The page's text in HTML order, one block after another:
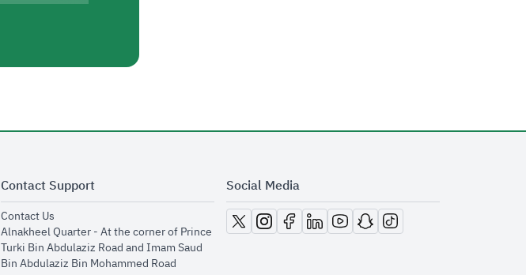
Contact Support
Contact Usopens in new window
Alnakheel Quarter - At the corner of Prince
Turki Bin Abdulaziz Road and Imam Saud
Bin Abdulaziz Bin Mohammed Road​
Social Media
opens in new window
opens in new window
opens in new window
opens in new window
opens in new window
opens in new window
opens in new window